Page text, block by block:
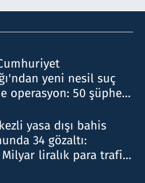
yeni nesil suç
operasyon: 50 şüpheli
yasa dışı bahis
34 gözaltı:
Milyar liralık para trafiği